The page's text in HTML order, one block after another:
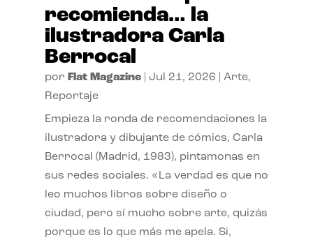
recomienda… la
ilustradora Carla
Berrocal
por Flat Magazine| Jul 21, 2026 Arte,
Reportaje
Empieza la ronda de recomendaciones la
ilustradora y dibujante de cómics, Carla
Berrocal (Madrid, 1983), pintamonas en
sus redes sociales. «La verdad es que no
leo muchos libros sobre diseño o
ciudad, pero sí mucho sobre arte, quizás
porque es lo que más me apela. Si,